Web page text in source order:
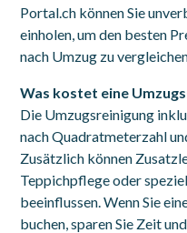
Portal.ch können Sie
einholen, um den besten
nach Umzug zu
Was kostet eine
Die Umzugsreinigung
nach Quadratmeterzahl
Zusätzlich können
Teppichpflege oder
beeinflussen. Wenn Sie
buchen, sparen Sie Zeit